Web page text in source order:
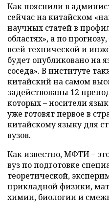
Как пояснили в
сейчас на китайском
научных статей в
областях», а по
всей технической и
будет опубликовано на
соседа». В институте
китайский на самом
задействованы 12
которых – носители
уже готовят первое в
китайскому языку для
вузов.
Как известно, МФТИ –
вуз по подготовке
теоретической,
прикладной физики,
химии, биологии и